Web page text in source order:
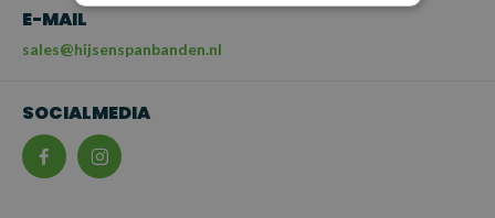
E-MAIL
sales@hijsenspanbanden.nl
SOCIALMEDIA